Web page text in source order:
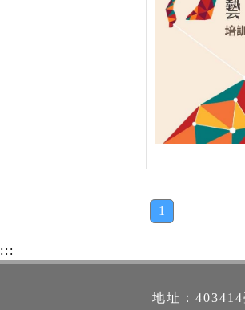
1
:::
地址：